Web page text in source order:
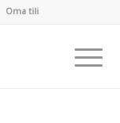
Oma tili